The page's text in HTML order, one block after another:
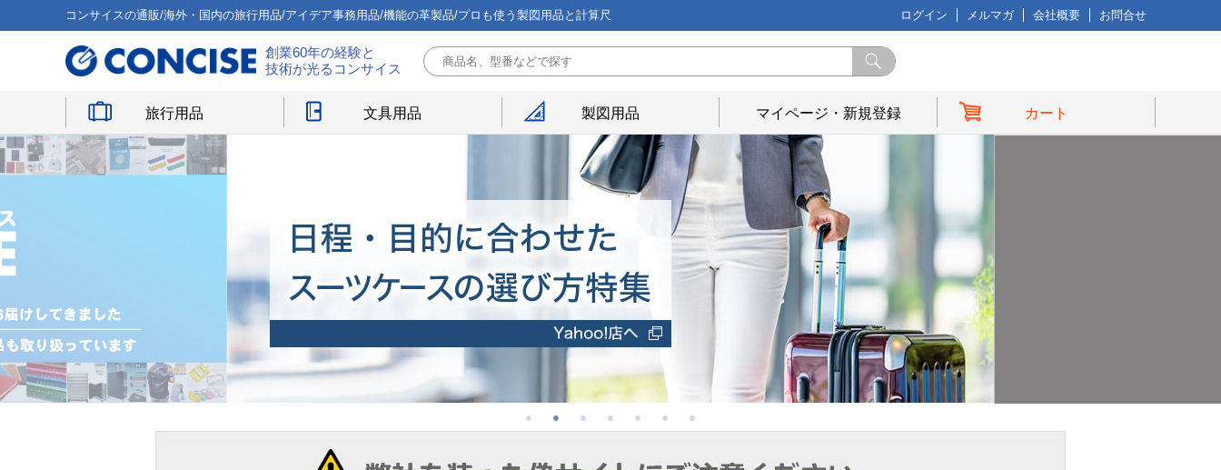
コンサイスの通販/海外・国内の旅行用品/アイデア事務用品/機能の革製品/プロも使う製図用品と計算尺 ログイン メルマガ 会社概要 お問合せ
創業60年の経験と
技術が光るコンサイス
旅行用品 文具用品 製図用品 マイページ・新規登録 カート